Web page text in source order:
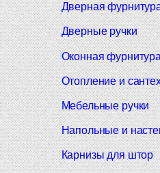
Дверная
Дверные ручки
Оконная фурнитура
Отопление и
Мебельные ручки
Напольные и
Карнизы для штор